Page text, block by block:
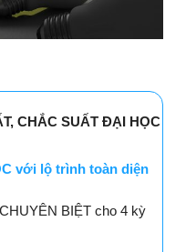
CHẮC SUẤT ĐẠI HỌC
với lộ trình toàn diện
BIỆT cho 4 kỳ